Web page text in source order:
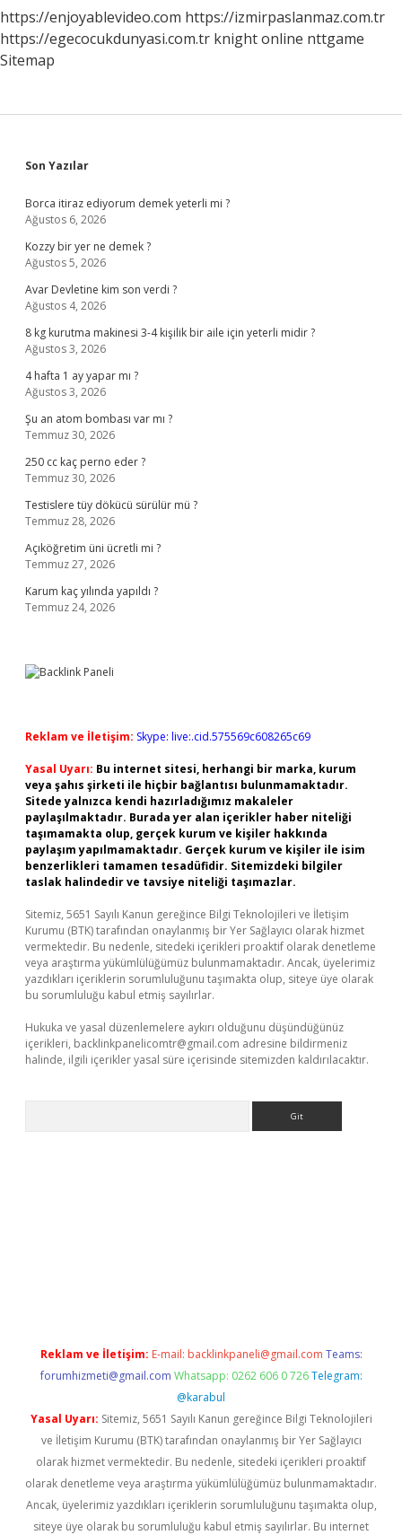
https://enjoyablevideo.com https://izmirpaslanmaz.com.tr
https://egecocukdunyasi.com.tr knight online nttgame
Sitemap
Sidebar
Son Yazılar
Borca itiraz ediyorum demek yeterli mi ?
Ağustos 6, 2026
Kozzy bir yer ne demek ?
Ağustos 5, 2026
Avar Devletine kim son verdi ?
Ağustos 4, 2026
8 kg kurutma makinesi 3-4 kişilik bir aile için yeterli midir ?
Ağustos 3, 2026
4 hafta 1 ay yapar mı ?
Ağustos 3, 2026
Şu an atom bombası var mı ?
Temmuz 30, 2026
250 cc kaç perno eder ?
Temmuz 30, 2026
Testislere tüy dökücü sürülür mü ?
Temmuz 28, 2026
Açıköğretim üni ücretli mi ?
Temmuz 27, 2026
Karum kaç yılında yapıldı ?
Temmuz 24, 2026
Reklam ve İletişim: Skype: live:.cid.575569c608265c69
Yasal Uyarı: Bu internet sitesi, herhangi bir marka, kurum
veya şahıs şirketi ile hiçbir bağlantısı bulunmamaktadır.
Sitede yalnızca kendi hazırladığımız makaleler
paylaşılmaktadır. Burada yer alan içerikler haber niteliği
taşımamakta olup, gerçek kurum ve kişiler hakkında
paylaşım yapılmamaktadır. Gerçek kurum ve kişiler ile isim
benzerlikleri tamamen tesadüfidir. Sitemizdeki bilgiler
taslak halindedir ve tavsiye niteliği taşımazlar.
Sitemiz, 5651 Sayılı Kanun gereğince Bilgi Teknolojileri ve İletişim
Kurumu (BTK) tarafından onaylanmış bir Yer Sağlayıcı olarak hizmet
vermektedir. Bu nedenle, sitedeki içerikleri proaktif olarak denetleme
veya araştırma yükümlülüğümüz bulunmamaktadır. Ancak, üyelerimiz
yazdıkları içeriklerin sorumluluğunu taşımakta olup, siteye üye olarak
bu sorumluluğu kabul etmiş sayılırlar.
Hukuka ve yasal düzenlemelere aykırı olduğunu düşündüğünüz
içerikleri, backlinkpanelicomtr@gmail.com adresine bildirmeniz
halinde, ilgili içerikler yasal süre içerisinde sitemizden kaldırılacaktır.
Reklam ve İletişim: E-mail: backlinkpaneli@gmail.com Teams:
forumhizmeti@gmail.com Whatsapp: 0262 606 0 726 Telegram:
@karabul
Yasal Uyarı: Sitemiz, 5651 Sayılı Kanun gereğince Bilgi Teknolojileri
ve İletişim Kurumu (BTK) tarafından onaylanmış bir Yer Sağlayıcı
olarak hizmet vermektedir. Bu nedenle, sitedeki içerikleri proaktif
olarak denetleme veya araştırma yükümlülüğümüz bulunmamaktadır.
Ancak, üyelerimiz yazdıkları içeriklerin sorumluluğunu taşımakta olup,
siteye üye olarak bu sorumluluğu kabul etmiş sayılırlar. Bu internet